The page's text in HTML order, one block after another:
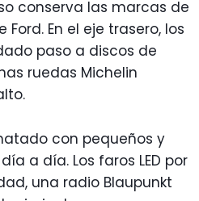
conserva las marcas de
En el eje trasero, los
paso a discos de
ruedas Michelin
con pequeños y
a día. Los faros LED por
una radio Blaupunkt